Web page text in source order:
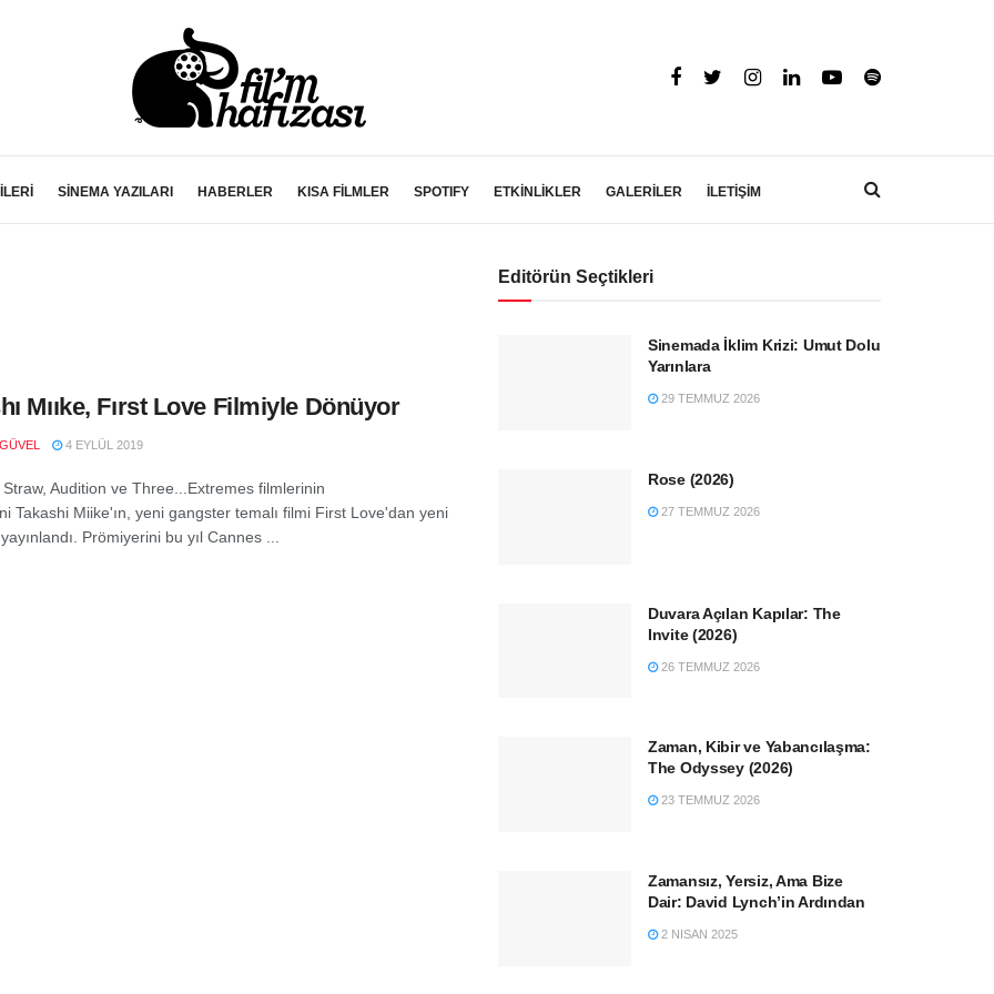
SİNEMA YAZILARI HABERLER KISA FİLMLER SPOTIFY ETKİNLİKLER GALERİLER İLETİŞİM
Mııke, Fırst Love Filmiyle Dönüyor
4 EYLÜL 2019
Audition ve Three...Extremes filmlerinin
Takashi Miike'ın, yeni gangster temalı filmi First Love'dan yeni
Prömiyerini bu yıl Cannes ...
Editörün Seçtikleri
Sinemada İklim Krizi: Umut Dolu
Yarınlara
29 TEMMUZ 2026
Rose (2026)
27 TEMMUZ 2026
Duvara Açılan Kapılar: The
Invite (2026)
26 TEMMUZ 2026
Zaman, Kibir ve Yabancılaşma:
The Odyssey (2026)
23 TEMMUZ 2026
Zamansız, Yersiz, Ama Bize
Dair: David Lynch’in Ardından
2 NISAN 2025